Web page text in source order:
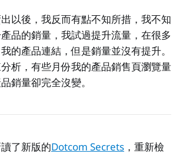
以後，我反而有點不知所措，我不知
品的銷量，我試過提升流量，在很多
的產品連結，但是銷量並沒有提升。
析，有些月份我的產品銷售頁瀏覽量
銷量卻完全沒變。
了新版的Dotcom Secrets ，重新檢